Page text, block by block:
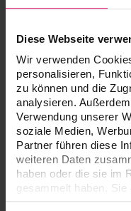
Diese Webseite
Wir verwenden
personalisieren,
zu können und die
analysieren.
Verwendung unserer
soziale Medien,
Partner führen diese
weiteren Daten
haben oder die sie im
gesammelt haben.
3
2